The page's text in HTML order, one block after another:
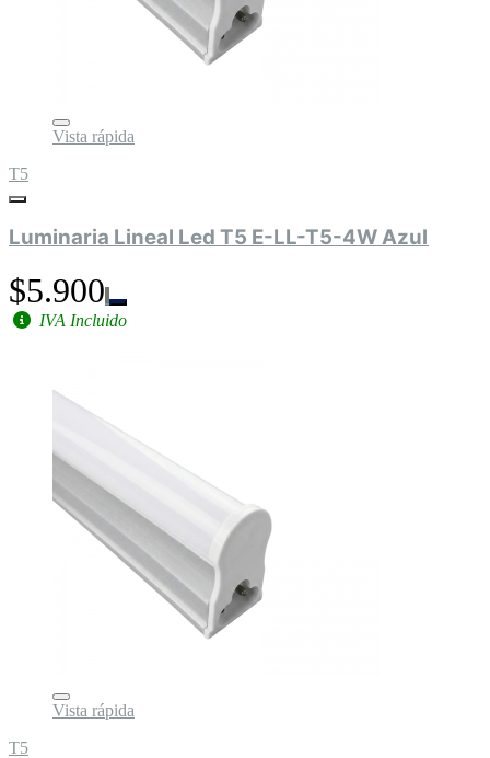
Vista rápida
T5
Luminaria Lineal Led T5 E-LL-T5-4W Azul
$5.900
IVA Incluido
Vista rápida
T5